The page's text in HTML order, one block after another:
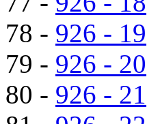
78 - 926 - 19
79 - 926 - 20
80 - 926 - 21